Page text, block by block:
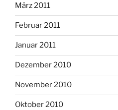
März 2011
Februar 2011
Januar 2011
Dezember 2010
November 2010
Oktober 2010